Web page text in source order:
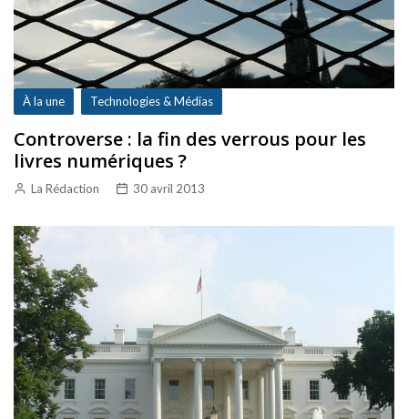
À la une Technologies & Médias
Controverse : la fin des verrous pour les
livres numériques ?
La Rédaction 30 avril 2013